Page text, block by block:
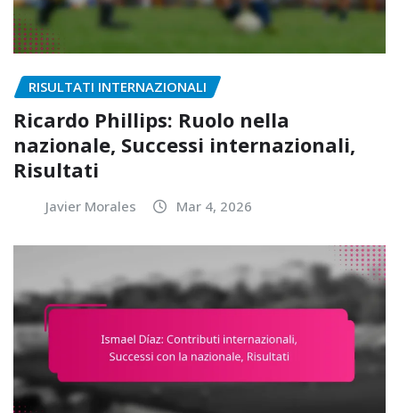
RISULTATI INTERNAZIONALI
Ricardo Phillips: Ruolo nella
nazionale, Successi internazionali,
Risultati
Javier Morales Mar 4, 2026